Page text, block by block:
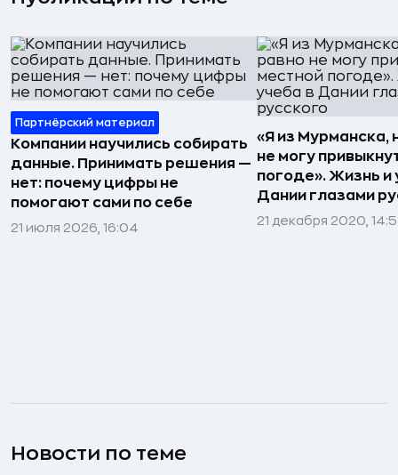
Партнёрский материал
Компании научились собирать
данные. Принимать решения —
нет: почему цифры не
помогают сами по себе
21 июля 2026, 16:04
«Я из Мурманска,
не могу
погоде». Жизнь и
Дании глазами
21 декабря 2020,
Новости по теме